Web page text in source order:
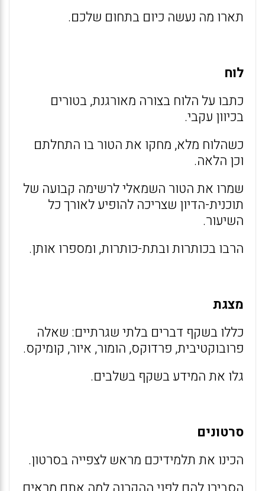
תארו מה נעשה כיום בתחום שלכם.
לוח
כתבו על הלוח בצורה מאורגנת, בטורים
בכיוון עקבי.
כשהלוח מלא, מחקו את הטור בו התחלתם
וכן הלאה.
שמרו את הטור השמאלי לרשימה קבועה של
תוכנית-הדיון שצריכה להופיע לאורך כל
השיעור.
הרבו בכותרות ובתת-כותרות, ומספרו אותן.
מצגת
כללו בשקף דברים בלתי שגרתיים: שאלה
פרובוקטיבית, פרדוקס, הומור, איור, קומיקס.
גלו את המידע בשקף בשלבים.
סרטונים
הכינו את תלמידיכם מראש לצפייה בסרטון.